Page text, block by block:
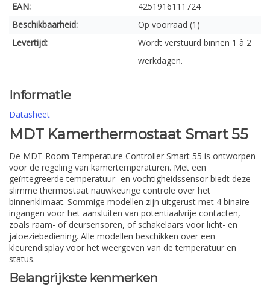
EAN:
4251916111724
Beschikbaarheid:
Op voorraad (1)
Levertijd:
Wordt verstuurd binnen 1 à 2
werkdagen.
Informatie
Datasheet
MDT Kamerthermostaat Smart 55
De MDT Room Temperature Controller Smart 55 is ontworpen
voor de regeling van kamertemperaturen. Met een
geïntegreerde temperatuur- en vochtigheidssensor biedt deze
slimme thermostaat nauwkeurige controle over het
binnenklimaat. Sommige modellen zijn uitgerust met 4 binaire
ingangen voor het aansluiten van potentiaalvrije contacten,
zoals raam- of deursensoren, of schakelaars voor licht- en
jaloeziebediening. Alle modellen beschikken over een
kleurendisplay voor het weergeven van de temperatuur en
status.
Belangrijkste kenmerken